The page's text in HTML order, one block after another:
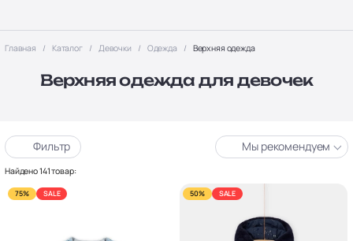
Главная Каталог Девочки Одежда Верхняя одежда
Верхняя одежда для девочек
Фильтр Мы рекомендуем
Найдено 141 товар:
75% SALE 50% SALE